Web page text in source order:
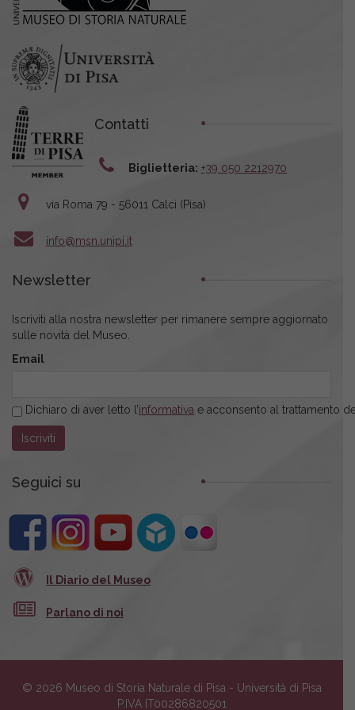
Contatti
Biglietteria: +39 050 2212970
via Roma 79 - 56011 Calci (Pisa)
info@msn.unipi.it
Newsletter
Iscriviti alla nostra newsletter per rimanere sempre aggiornato
sulle novità del Museo.
Email
Dichiaro di aver letto l’informativa e acconsento al trattamento
Seguici su
Il Diario del Museo
Parlano di noi
© 2026 Museo di Storia Naturale di Pisa - Università di Pisa
P.IVA IT00286820501